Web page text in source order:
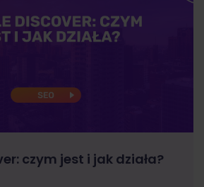
czym jest i jak działa?